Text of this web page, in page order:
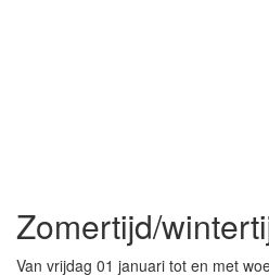
Zomertijd/
Van vrijdag 01 januari tot en met